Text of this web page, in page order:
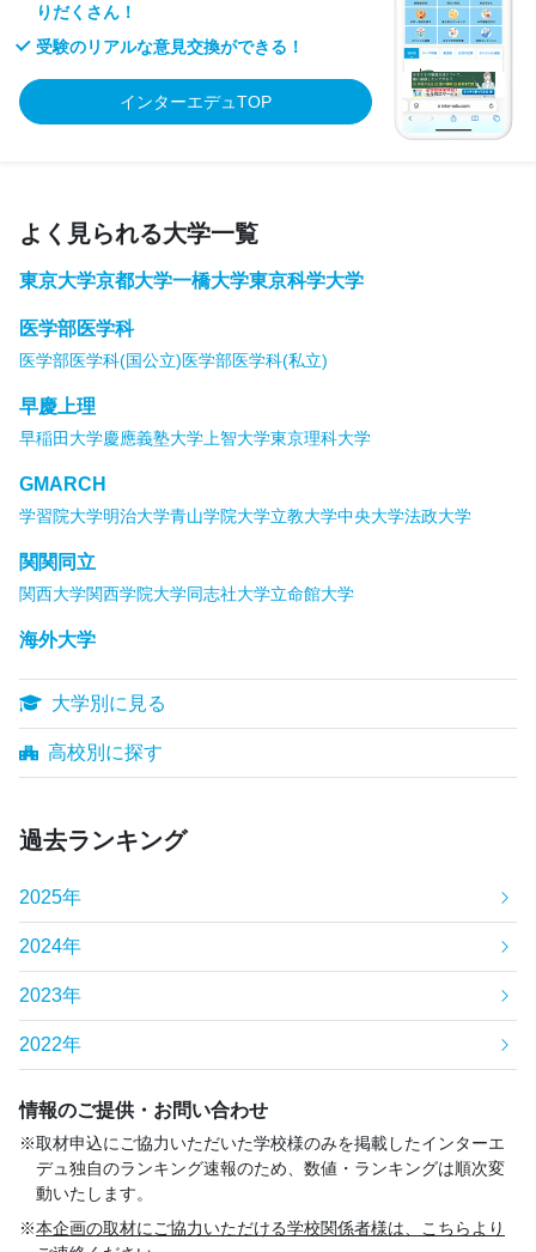
りだくさん！
受験のリアルな意見交換ができる！
インターエデュTOP
よく見られる大学一覧
東京大学京都大学一橋大学東京科学大学
医学部医学科
医学部医学科(国公立)医学部医学科(私立)
早慶上理
早稲田大学慶應義塾大学 上智大学東京理科大学
GMARCH
学習院大学明治大学青山学院大学立教大学中央大学法政大学
関関同立
関西大学関西学院大学同志社大学立命館大学
海外大学
大学別に見る
高校別に探す
過去ランキング
2025年
2024年
2023年
2022年
情報のご提供・お問い合わせ
取材申込にご協力いただいた学校様のみを掲載したインターエ
デュ独自のランキング速報のため、数値・ランキングは順次変
動いたします。
本企画の取材にご協力いただける学校関係者様は、こちらより